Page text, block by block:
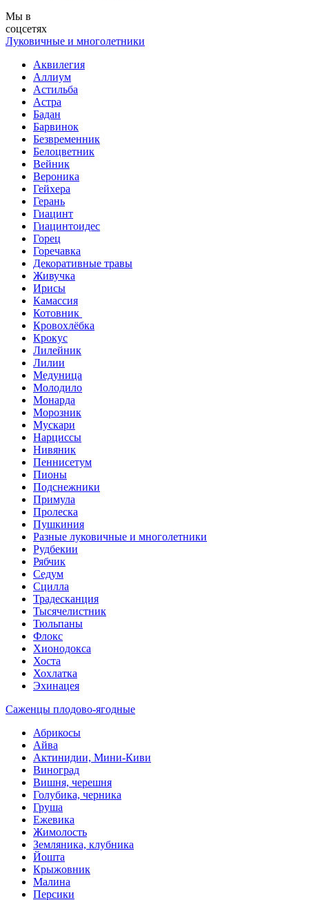
Мы в
соцсетях
Луковичные и многолетники
Аквилегия
Аллиум
Астильба
Астра
Бадан
Барвинок
Безвременник
Белоцветник
Вейник
Вероника
Гейхера
Герань
Гиацинт
Гиацинтоидес
Горец
Горечавка
Декоративные травы
Живучка
Ирисы
Камассия
Котовник
Кровохлёбка
Крокус
Лилейник
Лилии
Медуница
Молодило
Монарда
Морозник
Мускари
Нарциссы
Нивяник
Пеннисетум
Пионы
Подснежники
Примула
Пролеска
Пушкиния
Разные луковичные и многолетники
Рудбекии
Рябчик
Седум
Сцилла
Традесканция
Тысячелистник
Тюльпаны
Флокс
Хионодокса
Хоста
Хохлатка
Эхинацея
Саженцы плодово-ягодные
Абрикосы
Айва
Актинидии, Мини-Киви
Виноград
Вишня, черешня
Голубика, черника
Груша
Ежевика
Жимолость
Земляника, клубника
Йошта
Крыжовник
Малина
Персики